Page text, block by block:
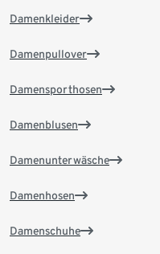
Damenkleider
Damenpullover
Damensporthosen
Damenblusen
Damenunterwäsche
Damenhosen
Damenschuhe